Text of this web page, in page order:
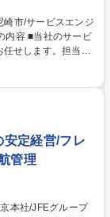
せします。担当先
よっては新車の販
き作業場で修理を
は大阪を中心とし
日1～3社程度、月
多いです。 募集
整備)】転勤無/ア
安定経営/フレ
管理